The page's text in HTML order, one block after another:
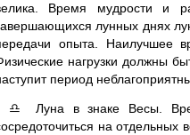
Время мудрости и
лунных днях
опыта. Наилучшее
нагрузки должны
период
♎
Луна в знаке Весы.
на отдельных